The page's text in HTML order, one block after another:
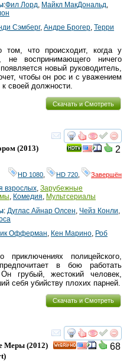
:Фил Лорд, Майкл МакДональд,
Сэмберг, Андре Брогер, Терри
том, что происходит, когда у
не воспринимающего ничего
новый руководитель,
чтобы он рос и с уважением
к своей должности.
Скачать и Смотреть
смотреть
2
(2013)
HD 1080 HD 720 Завершён
взрослых, Зарубежные
, Комедия, Мультсериалы
: Дуглас Айнар Олсен, Чейз Конли,
Офферман, Кен Марино, Роб
приключениях полицейского,
в бою работать
грубый, жестокий человек,
себя убийству плохих парней.
Скачать и Смотреть
смотреть
68
Меры (2012)
)